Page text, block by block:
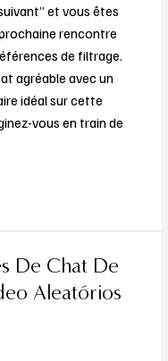
et vous êtes
rencontre
de filtrage.
agréable avec un
idéal sur cette
vous en train de
De Chat De
Aleatórios